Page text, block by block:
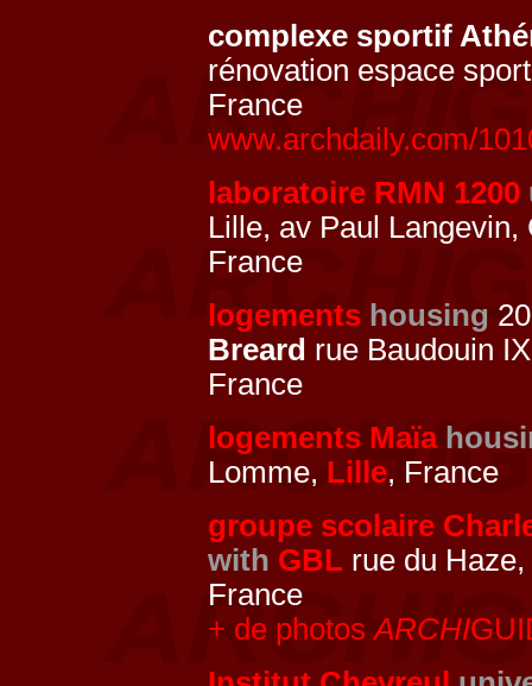
complexe sportif
rénovation espace
France
www.archdaily.com/
laboratoire RMN 1200
Lille, av Paul
France
logements housing
Breard rue Baudouin
France
logements Maïa
Lomme, Lille, France
groupe scolaire
with GBL rue du
France
+ de photosARCHI